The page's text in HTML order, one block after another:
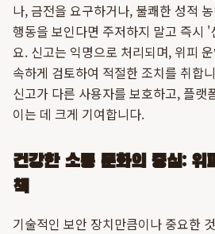
나, 금전을 요구하거나, 불쾌한 성적
행동을 보인다면 주저하지 말고 즉시
요. 신고는 익명으로 처리되며, 위피
속하게 검토하여 적절한 조치를 취합
신고가 다른 사용자를 보호하고, 플랫
이는 데 크게 기여합니다.
건강한 소통 문화의 중심: 위
책
기술적인 보안 장치만큼이나 중요한